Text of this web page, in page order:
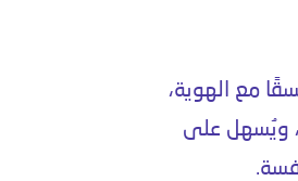
مع الهوية،
ويُسهل على